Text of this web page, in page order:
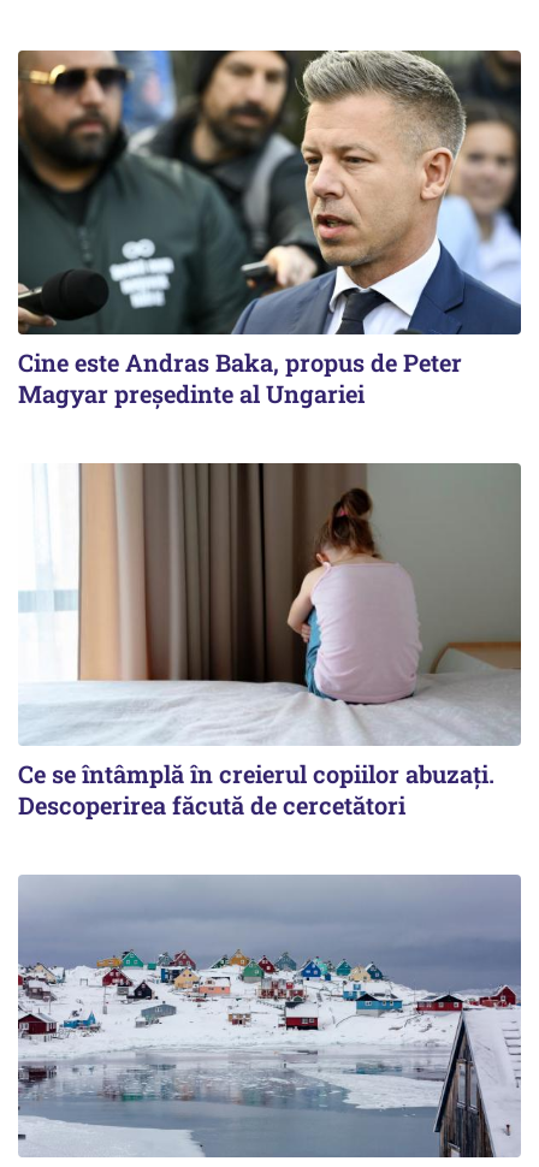
Cine este Andras Baka, propus de Peter
Magyar președinte al Ungariei
Ce se întâmplă în creierul copiilor abuzați.
Descoperirea făcută de cercetători